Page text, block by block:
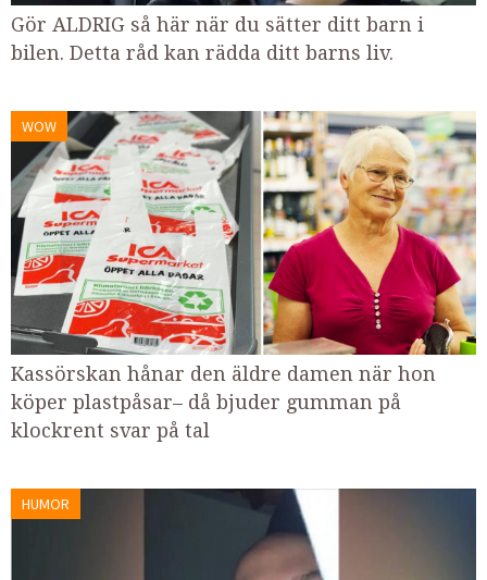
Gör ALDRIG så här när du sätter ditt barn i
bilen. Detta råd kan rädda ditt barns liv.
WOW
Kassörskan hånar den äldre damen när hon
köper plastpåsar– då bjuder gumman på
klockrent svar på tal
HUMOR